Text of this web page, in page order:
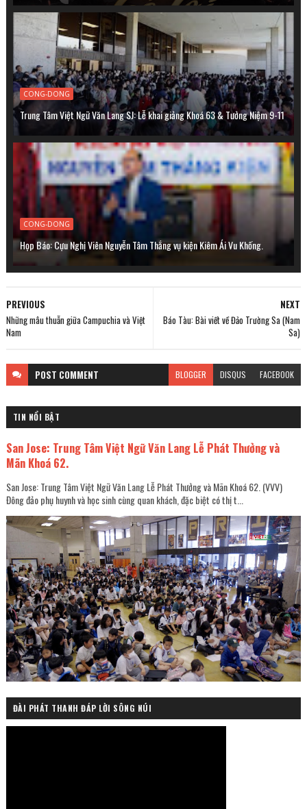
CONG-DONG
Trung Tâm Việt Ngữ Văn Lang SJ: Lễ khai giảng Khoá 63 & Tưởng Niệm 9-11
CONG-DONG
Họp Báo: Cựu Nghị Viên Nguyễn Tâm Thắng vụ kiện Kiêm Ái Vu Khống.
NEXT
Báo Tàu: Bài viết về Đảo Trường Sa (Nam
Sa)
PREVIOUS
Những mâu thuẫn giữa Campuchia và Việt
Nam
POST COMMENT BLOGGER DISQUS FACEBOOK
TIN NỔI BẬT
San Jose: Trung Tâm Việt Ngữ Văn Lang Lễ Phát Thưởng và
Mãn Khoá 62.
San Jose: Trung Tâm Việt Ngữ Văn Lang Lễ Phát Thưởng và Mãn Khoá 62. (VVV)
Đông đảo phụ huynh và học sinh cùng quan khách, đặc biệt có thị t...
ĐÀI PHÁT THANH ĐÁP LỜI SÔNG NÚI